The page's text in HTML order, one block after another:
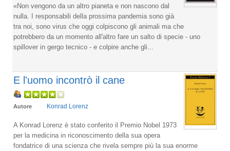
«Non vengono da un altro pianeta e non nascono dal
nulla. I responsabili della prossima pandemia sono già
tra noi, sono virus che oggi colpiscono gli animali ma che
potrebbero da un momento all'altro fare un salto di specie - uno
spillover in gergo tecnico - e colpire anche gli...
E l'uomo incontrò il cane
Autore Konrad Lorenz
A Konrad Lorenz è stato conferito il Premio Nobel 1973
per la medicina in riconoscimento della sua opera
fondatrice di una scienza che rivela sempre più la sua enorme